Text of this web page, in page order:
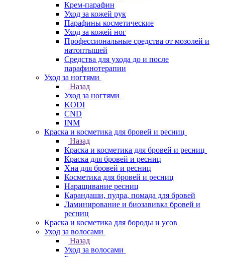
Крем-парафин
Уход за кожей рук
Парафины косметические
Уход за кожей ног
Профессиональные средства от мозолей и
натоптышей
Средства для ухода до и после
парафинотерапии
Уход за ногтями
Назад
Уход за ногтями
KODI
CND
INM
Краска и косметика для бровей и ресниц
Назад
Краска и косметика для бровей и ресниц
Краска для бровей и ресниц
Хна для бровей и ресниц
Косметика для бровей и ресниц
Наращивание ресниц
Карандаши, пудра, помада для бровей
Ламинирование и биозавивка бровей и
ресниц
Краска и косметика для бороды и усов
Уход за волосами
Назад
Уход за волосами